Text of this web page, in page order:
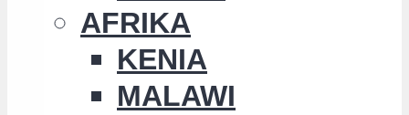
AFRIKA
KENIA
MALAWI